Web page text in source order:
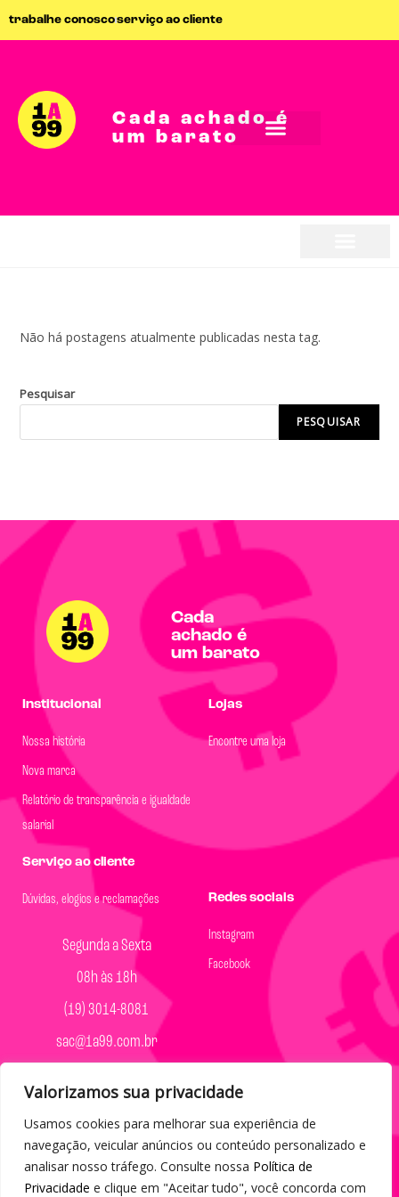
Valorizamos sua privacidade
Usamos cookies para melhorar sua experiência de
navegação, veicular anúncios ou conteúdo personalizado e
analisar nosso tráfego. Consulte nossa Política de
Privacidade e clique em "Aceitar tudo", você concorda com
trabalhe conoscoserviço ao cliente
Cada achado é
um barato
Não há postagens atualmente publicadas nesta tag.
Pesquisar
PESQUISAR
Cada
achado é
um barato
Institucional
Nossa história
Nova marca
Relatório de transparência e igualdade
salarial
Lojas
Encontre uma loja
Serviço ao cliente
Dúvidas, elogios e reclamações
Segunda a Sexta
08h às 18h
(19) 3014-8081
sac@1a99.com.br
Redes sociais
Instagram
Facebook
Formas de pagamento
Dinheiro e Pix